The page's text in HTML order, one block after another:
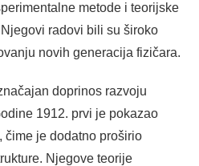
metode i teorijske
radovi bili su široko
novih generacija fizičara.
doprinos razvoju
1912. prvi je pokazao
čime je dodatno proširio
Njegove teorije